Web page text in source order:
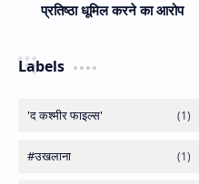
प्रतिष्ठा धूमिल करने का आरोप
Labels